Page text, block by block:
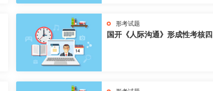
形考试题
国开《人际沟通》形成性考核四